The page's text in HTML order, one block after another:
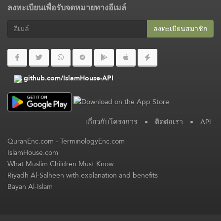
ลงทะเบียนเพื่อรับจดหมายทางอีเมล์
ลงทะเบียนสมาชิก​
github.com/IslamHouse-API
เกี่ยวกับโครงการ • ติดต่อเรา • API
QuranEnc.com-TerminologyEnc.com
IslamHouse.com
What Muslim Children Must Know
Riyadh Al-Salheen with explanation and benefits
Bayan Al-Islam